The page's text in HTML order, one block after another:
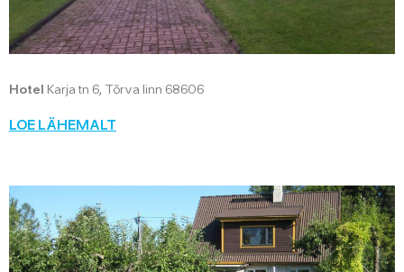
Hotel Karja tn 6, Tõrva linn 68606
LOE LÄHEMALT